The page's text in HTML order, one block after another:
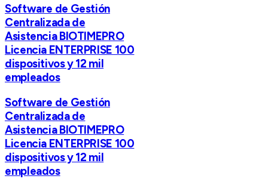
Software de Gestión
Centralizada de
Asistencia BIOTIMEPRO
Licencia ENTERPRISE 100
dispositivos y 12 mil
empleados
Software de Gestión
Centralizada de
Asistencia BIOTIMEPRO
Licencia ENTERPRISE 100
dispositivos y 12 mil
empleados